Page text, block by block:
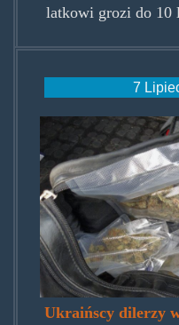
latkowi grozi do 10
7
Ukraińscy dilerzy